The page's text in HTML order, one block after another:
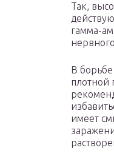
Так,
гамма-
В
плотной
имеет